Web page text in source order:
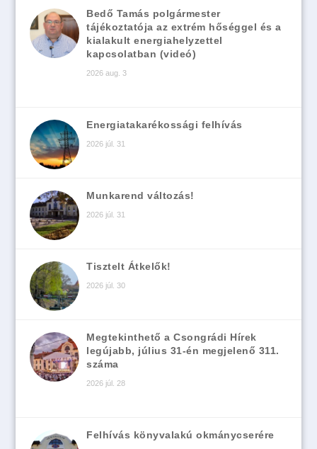
Bedő Tamás polgármester
tájékoztatója az extrém hőséggel és a
kialakult energiahelyzettel
kapcsolatban (videó)
2026 aug. 3
Energiatakarékossági felhívás
2026 júl. 31
Munkarend változás!
2026 júl. 31
Tisztelt Átkelők!
2026 júl. 30
Megtekinthető a Csongrádi Hírek
legújabb, július 31-én megjelenő 311.
száma
2026 júl. 28
Felhívás könyvalakú okmánycserére